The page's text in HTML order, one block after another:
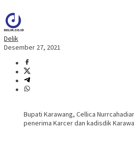
Delik
Desember 27, 2021
Bupati Karawang, Cellica
penerima Karcer dan kadisdik